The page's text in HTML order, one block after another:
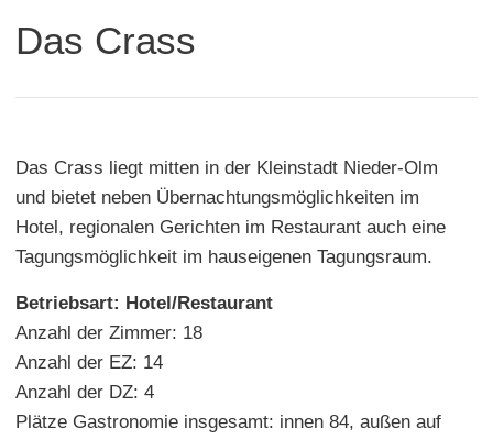
Das Crass
Das Crass liegt mitten in der Kleinstadt Nieder-Olm
und bietet neben Übernachtungsmöglichkeiten im
Hotel, regionalen Gerichten im Restaurant auch eine
Tagungsmöglichkeit im hauseigenen Tagungsraum.
Betriebsart: Hotel/Restaurant
Anzahl der Zimmer: 18
Anzahl der EZ: 14
Anzahl der DZ: 4
Plätze Gastronomie insgesamt: innen 84, außen auf